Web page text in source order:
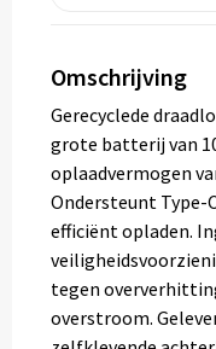
Omschrijving
Gerecyclede
grote batterij van
oplaadvermogen
Ondersteunt Type-
efficiënt opladen.
tegen
overstroom.